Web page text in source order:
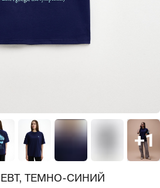
ТЕМНО-СИНИЙ